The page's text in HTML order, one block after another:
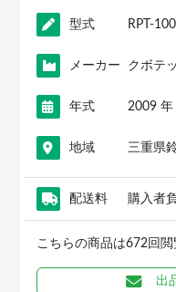
型式 RPT-
メーカー クボテ
年式 2009 年
地域 三重県
配送料 購入者
こちらの商品は672回閲
出